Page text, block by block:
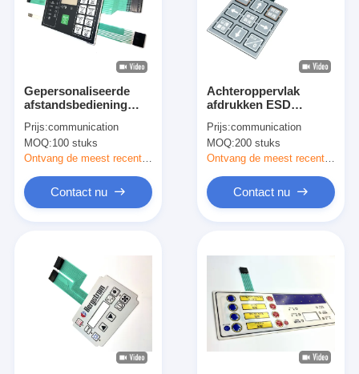
Video's
VR-show
Kwaliteitscontrole
Neem contact met ons op
Vraag een offerte
LEIDENE Membraanschakelaar
Tastbare Membraanschakelaar
Gepersonaliseerde
afstandsbediening
Membraan Schakelaar
Met Vrouwelijke
Ctimprf Connector
Prijs:communication
MOQ:100 stuks
Ontvang de meest recente Prijs
Contact nu
Achteroppervlak
afdrukken ESD
schakelaars met platte
toetsen
Prijs:communication
MOQ:200 stuks
Ontvang de meest recente Prijs
Contact nu